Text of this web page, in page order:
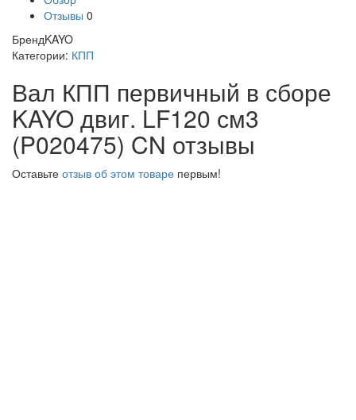
Отзывы 0
БрендKAYO
Категории: КПП
Вал КПП первичный в сборе
KAYO двиг. LF120 см3
(P020475) CN отзывы
Оставьте отзыв об этом товаре первым!